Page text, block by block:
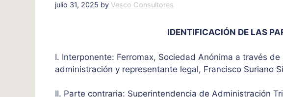
julio 31, 2025 by Vesco Consultores
IDENTIFICACIÓN DE LAS
I. Interponente: Ferromax, Sociedad Anónima a través
administración y representante legal, Francisco Suriano
II. Parte contraria: Superintendencia de Administración